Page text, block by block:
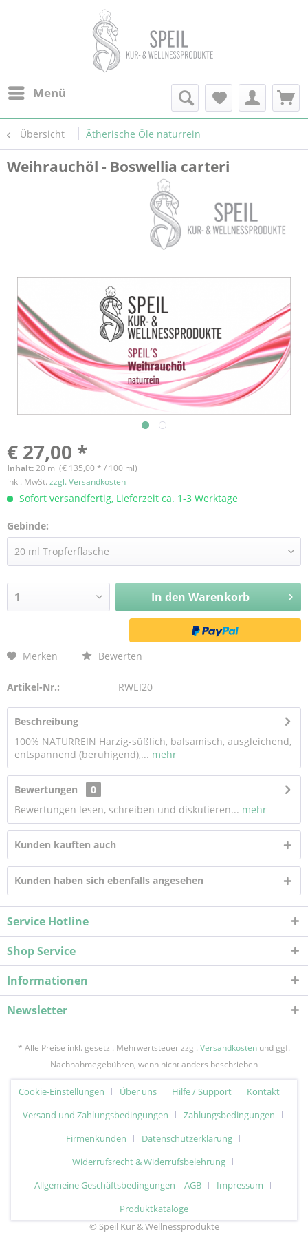
Menü
Übersicht Ätherische Öle naturrein
Weihrauchöl - Boswellia carteri
€ 27,00 *
Inhalt:20 ml (€ 135,00 * / 100 ml)
inkl. MwSt. zzgl. Versandkosten
Sofort versandfertig, Lieferzeit ca. 1-3 Werktage
Gebinde:
In den Warenkorb
Merken Bewerten
Artikel-Nr.: RWEI20
Beschreibung
100% NATURREIN Harzig-süßlich, balsamisch, ausgleichend,
entspannend (beruhigend),... mehr
Bewertungen
0
Bewertungen lesen, schreiben und diskutieren... mehr
Kunden kauften auch
Kunden haben sich ebenfalls angesehen
Service Hotline
Shop Service
Informationen
Newsletter
* Alle Preise inkl. gesetzl. Mehrwertsteuer zzgl. Versandkosten und ggf.
Nachnahmegebühren, wenn nicht anders beschrieben
Cookie-Einstellungen Über uns Hilfe / Support
Kontakt
Versand und Zahlungsbedingungen
Zahlungsbedingungen
Firmenkunden
Datenschutzerklärung
Widerrufsrecht & Widerrufsbelehrung
Allgemeine Geschäftsbedingungen – AGB
Impressum
Produktkataloge
© Speil Kur & Wellnessprodukte